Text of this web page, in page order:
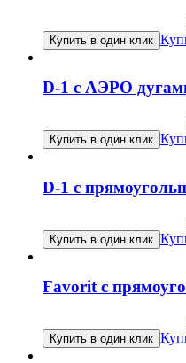
Купить в один клик
D-1 с АЭРО
Купить в один клик
D-1 с
Купить в один клик
Favorit с
Купить в один клик